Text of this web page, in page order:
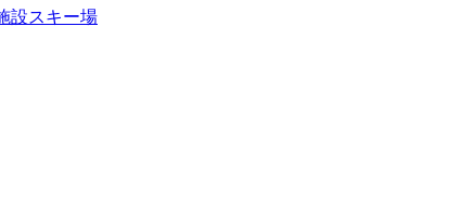
設スキー場